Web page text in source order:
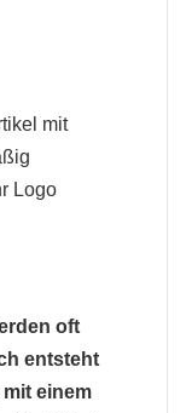
mit
Logo
oft
entsteht
einem